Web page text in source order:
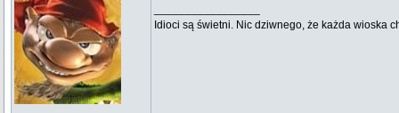
Idioci są świetni. Nic dziwnego, że każda wioska